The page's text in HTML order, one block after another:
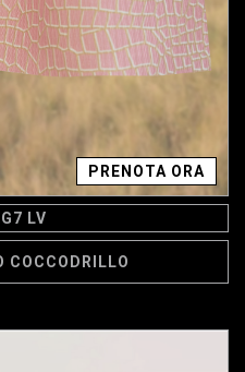
PRENOTA ORA
LV
COCCODRILLO